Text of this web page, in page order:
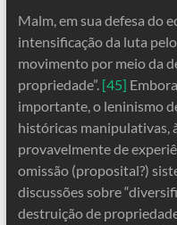
Malm, em sua defesa do
intensificação da luta
movimento por meio da
propriedade”. [45]
importante, o leninismo
históricas manipulativas,
provavelmente de
omissão (proposital?)
discussões sobre
destruição de